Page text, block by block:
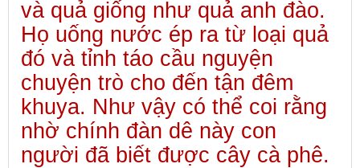
và quả giống như quả anh đào.
Họ uống nước ép ra từ loại quả
đó và tỉnh táo cầu nguyện
chuyện trò cho đến tận đêm
khuya. Như vậy có thể coi rằng
nhờ chính đàn dê này con
người đã biết được cây cà phê.